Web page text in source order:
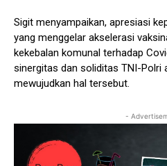
Sigit menyampaikan, apresiasi
yang menggelar akselerasi
kekebalan komunal terhadap
sinergitas dan soliditas TNI-Polri
mewujudkan hal tersebut.
-